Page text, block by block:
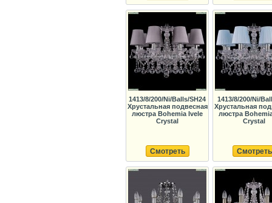
1413/8/200/Ni/Balls/SH24
Хрустальная подвесная
люстра Bohemia Ivele
Crystal
Смотреть
1413/8/200/Ni/
Хрустальная
люстра
Crystal
Смотреть